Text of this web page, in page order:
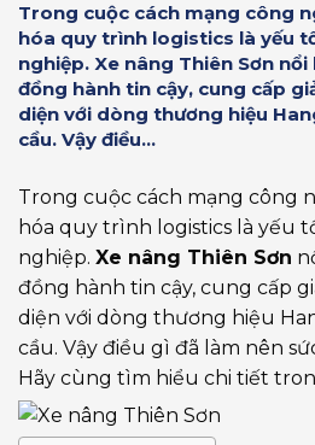
Trong cuộc cách mạng công
hóa quy trình logistics là yếu
nghiệp. Xe nâng Thiên Sơn
đồng hành tin cậy, cung cấp
diện với dòng thương hiệu
cầu. Vậy điều...
Trong cuộc cách mạng công
hóa quy trình logistics là yếu
nghiệp. Xe nâng Thiên Sơn
đồng hành tin cậy, cung cấp
diện với dòng thương hiệu
cầu. Vậy điều gì đã làm nên
Hãy cùng tìm hiểu chi tiết